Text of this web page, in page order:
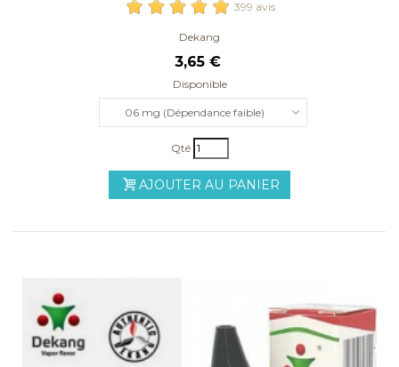
399 avis
Dekang
3,65 €
Disponible
06 mg (Dépendance faible)
Qté
AJOUTER AU PANIER